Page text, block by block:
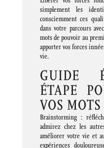
simplement les
consciemment ces
dans votre parcours
mots de pouvoir au
apporter vos forces
vie.
GUIDE
ÉTAPE
VOS
Brainstorming :
admirez chez les
améliorer votre vie et
expériences